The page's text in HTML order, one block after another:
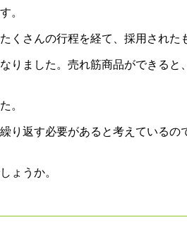
。
さんの行程を経て、採用された
ました。売れ筋商品ができる
。
返す必要があると考えている
ょうか。